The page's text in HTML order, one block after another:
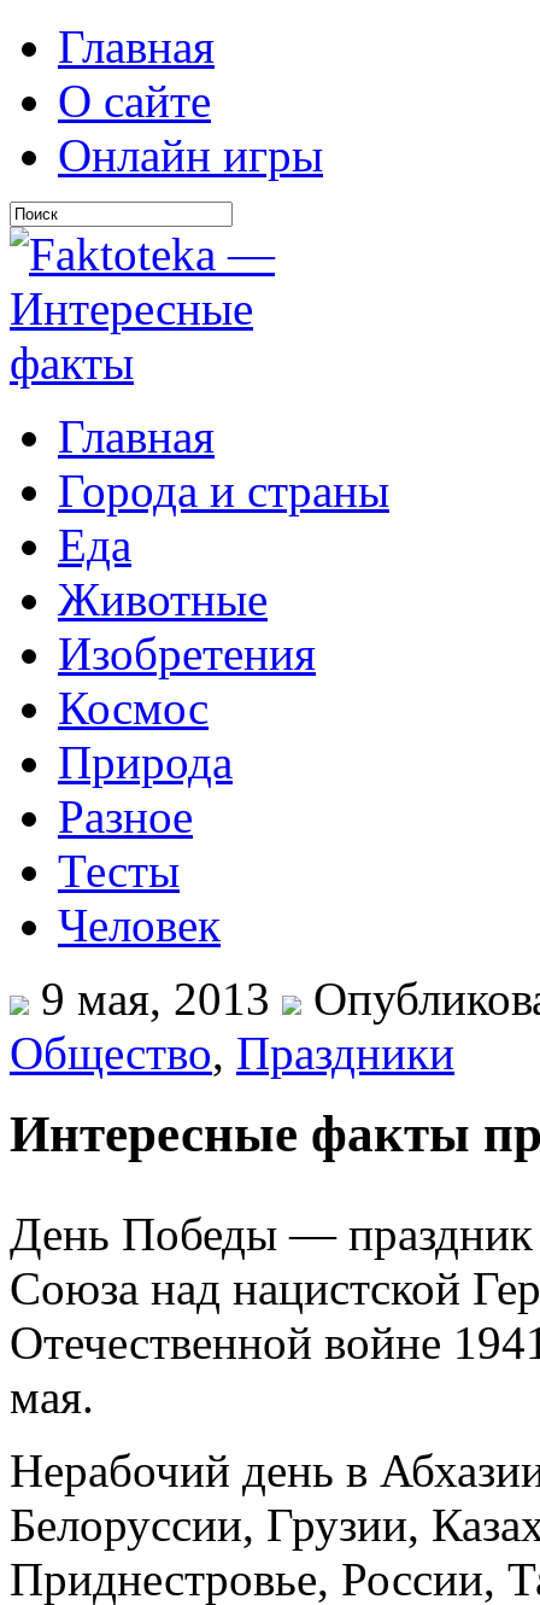
Главная
О сайте
Онлайн игры
Главная
Города и страны
Еда
Животные
Изобретения
Космос
Природа
Разное
Тесты
Человек
9 мая, 2013
Общество, Праздники
Интересные факты
День Победы — праздник
Союза над нацистской
Отечественной войне
мая.
Нерабочий день в
Белоруссии, Грузии,
Приднестровье, России,